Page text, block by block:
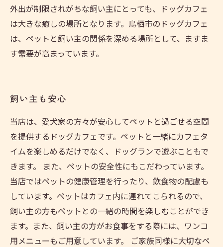
外出が制限されがちな飼い主にとっても、ドッグカフェ
は大きな癒しの場所となります。鳥栖市のドッグカフェ
は、ペットと飼い主の関係を深める場所として、ますま
す需要が高まっています。
飼い主も安心
当店は、愛犬家の方々が安心してペットと過ごせる空間
を提供するドッグカフェです。ペットと一緒にカフェタ
イムを楽しめるだけでなく、ドッグランで遊ぶこともで
きます。 また、ペットの安全性にもこだわっています。
当店ではペットの健康管理を行ったり、飲食物の配慮も
しています。ペットはカフェ内に連れてこられるので、
飼い主の方もペットとの一緒の時間を楽しむことができ
ます。また、飼い主の方がお食事をする際には、ワンコ
用メニューもご用意しています。 ご家族同様に大切なペ